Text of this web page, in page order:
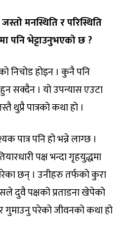
मनस्थिति र परिस्थिति
पनि भेट्टाउनुभएको छ ?
निचोड होइन । कुनै पनि
सक्दैन । यो उपन्यास एउटा
थुप्रै पात्रको कथा हो ।
पात्र पनि हो भन्ने लाग्छ ।
पक्ष भन्दा गृहयुद्धमा
छन् । उनीहरु तर्फको कुरा
दुवै पक्षको प्रताडना खेपेको
गुमाउनु परेको जीवनको कथा हो